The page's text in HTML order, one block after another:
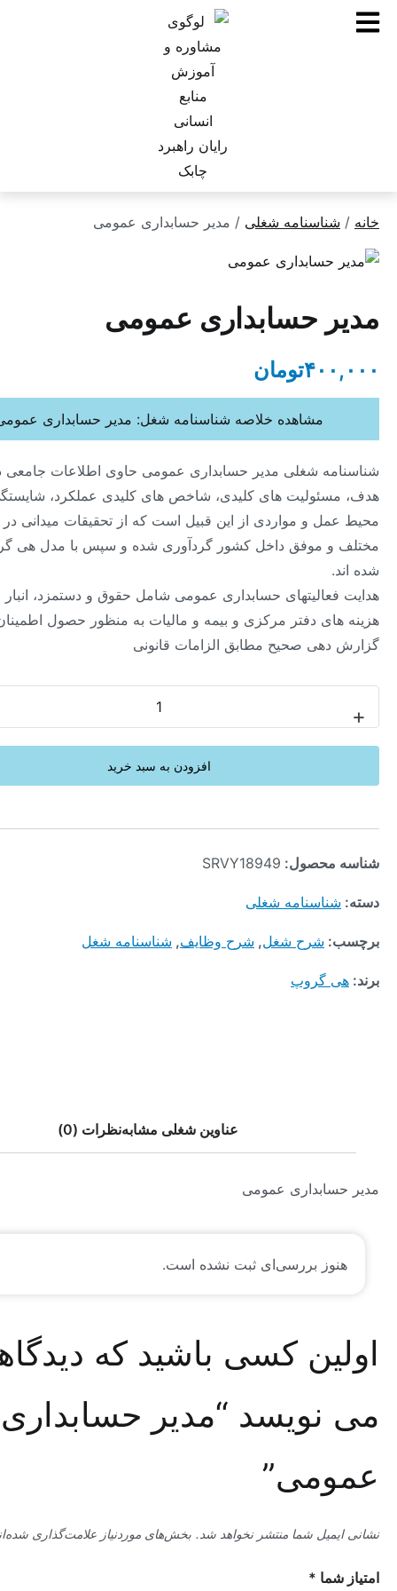
شغلی/ مدیر حسابداری عمومی
حسابداری عمومی
تومان
شغلی مدیر حسابداری عمومی حاوی اطلاعات جامعی در خصوص
های کلیدی، شاخص های کلیدی عملکرد، شایستگی ها،
و مواردی از این قبیل است که از تحقیقات میدانی در صنایع
موفق داخل کشور گردآوری شده و سپس با مدل هی گروپ تحلیل
حسابداری عمومی شامل حقوق و دستمزد، انبار و اموال و
دفتر مرکزی و بیمه و مالیات به منظور حصول اطمینان از ثبت و
صحیح مطابق الزامات قانونی
مشاهده خلاصه شناسنامه شغل: مدیر حسابداری عمومی
افزودن به سبد خرید
محصول:SRVY18949
شغلی
شرح شغل ,شرح وظایف, شناسنامه شغل
گروپ
عناوین شغلی مشابهنظرات (0)
عمومی
بررسی‌ای ثبت نشده است.
کسی باشید که دیدگاهی
“مدیر حسابداری
شما منتشر نخواهد شد. بخش‌های موردنیاز علامت‌گذاری شده‌اند*
*